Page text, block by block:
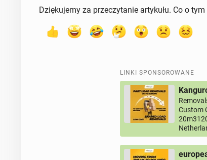
Dziękujemy za przeczytanie artykułu. Co o
LINKI SPONSOROWANE
Custom